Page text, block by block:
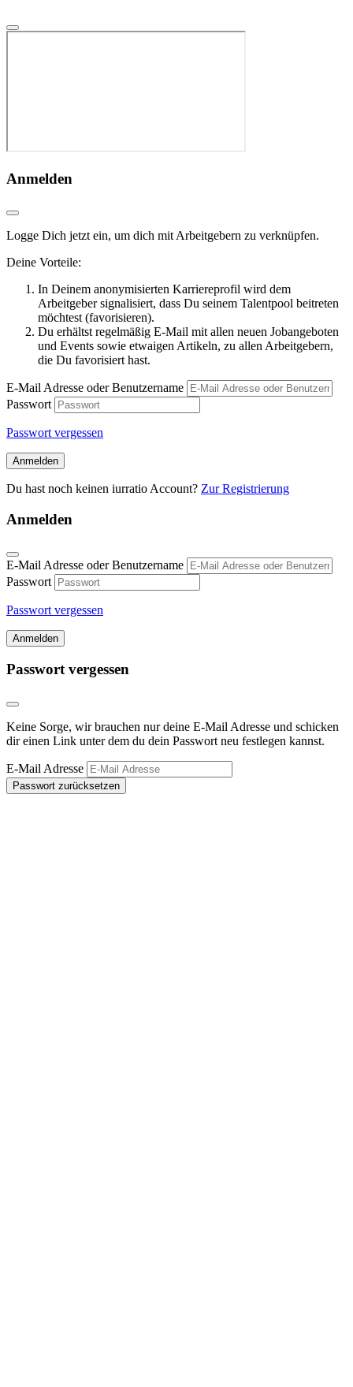
Anmelden
Logge Dich jetzt ein, um dich mit Arbeitgebern zu verknüpfen.
Deine Vorteile:
In Deinem anonymisierten Karriereprofil wird dem
Arbeitgeber signalisiert, dass Du seinem Talentpool beitreten
möchtest (favorisieren).
Du erhältst regelmäßig E-Mail mit allen neuen Jobangeboten
und Events sowie etwaigen Artikeln, zu allen Arbeitgebern,
die Du favorisiert hast.
E-Mail Adresse oder Benutzername
Passwort
Passwort vergessen
Anmelden
Du hast noch keinen iurratio Account? Zur Registrierung
Anmelden
E-Mail Adresse oder Benutzername
Passwort
Passwort vergessen
Anmelden
Passwort vergessen
Keine Sorge, wir brauchen nur deine E-Mail Adresse und schicken
dir einen Link unter dem du dein Passwort neu festlegen kannst.
E-Mail Adresse
Passwort zurücksetzen